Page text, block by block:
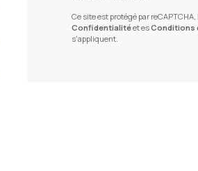
Ce site est protégé par reCAPTCHA,
Confidentialitéet esConditions
s'appliquent.